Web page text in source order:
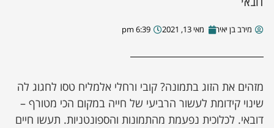
מירב בן יאיר מאי 13, 2021 6:39 pm
מזהים את הזוג בתמונה? קובי ורחלי אלמליח טסו לחגוג לה
שינוי קידומת לעשור הרביעי של חייה במקום הכי מטורף –
דובאי. לכלוכית נפעמת מהתמונות והספונטניות. תעשו חיים